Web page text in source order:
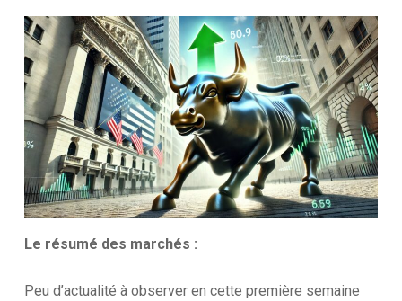
Le résumé des marchés :
Peu d’actualité à observer en cette première semaine